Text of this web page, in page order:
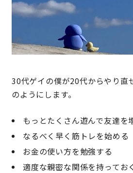
30代ゲイの僕が20代からやり直
のようにします。
もっとたくさん遊んで友達を
なるべく早く筋トレを始める
お金の使い方を勉強する
適度な親密な関係を持っておく